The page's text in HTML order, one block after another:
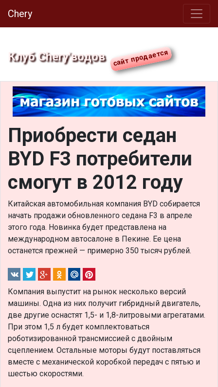
Chery
Клуб Chery'водов
Приобрести седан
BYD F3 потребители
смогут в 2012 году
Китайская автомобильная компания BYD собирается
начать продажи обновленного седана F3 в апреле
этого года. Новинка будет представлена на
международном автосалоне в Пекине. Ее цена
останется прежней — примерно 350 тысяч рублей.
Компания выпустит на рынок несколько версий
машины. Одна из них получит гибридный двигатель,
две другие оснастят 1,5- и 1,8-литровыми агрегатами.
При этом 1,5 л будет комплектоваться
роботизированной трансмиссией с двойным
сцеплением. Остальные моторы будут поставляться
вместе с механической коробкой передач с пятью и
шестью скоростями.